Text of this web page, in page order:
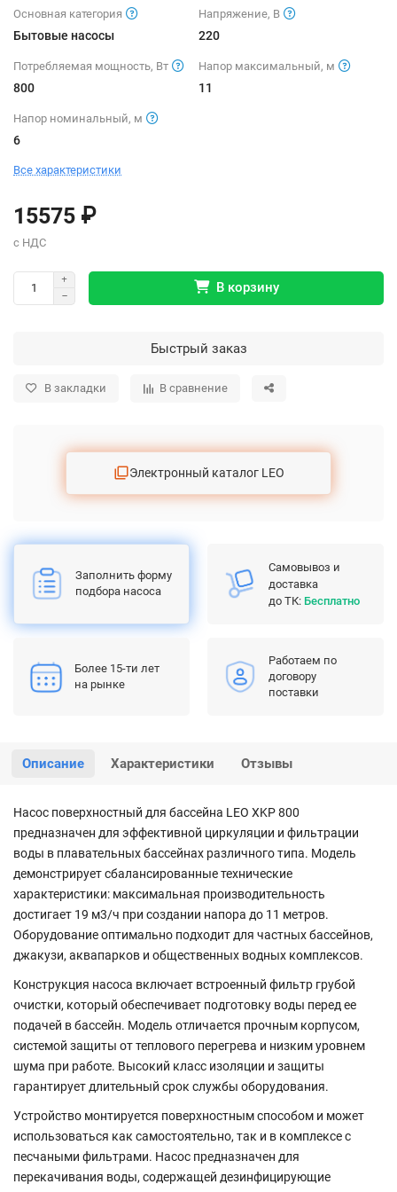
Основная категория
Бытовые насосы
Напряжение, В
220
Потребляемая мощность, Вт
800
Напор максимальный, м
11
Напор номинальный, м
6
Все характеристики
15575 ₽
В корзину
Быстрый заказ
В закладки В сравнение
Электронный каталог LEO
Заполнить форму
подбора насоса
Самовывоз и
доставка
до ТК: Бесплатно
Более 15-ти лет
на рынке
Работаем по
договору
поставки
Описание Характеристики Отзывы
Насос поверхностный для бассейна LEO XKP 800
предназначен для эффективной циркуляции и фильтрации
воды в плавательных бассейнах различного типа. Модель
демонстрирует сбалансированные технические
характеристики: максимальная производительность
достигает 19 м3/ч при создании напора до 11 метров.
Оборудование оптимально подходит для частных бассейнов,
джакузи, аквапарков и общественных водных комплексов.
Конструкция насоса включает встроенный фильтр грубой
очистки, который обеспечивает подготовку воды перед ее
подачей в бассейн. Модель отличается прочным корпусом,
системой защиты от теплового перегрева и низким уровнем
шума при работе. Высокий класс изоляции и защиты
гарантирует длительный срок службы оборудования.
Устройство монтируется поверхностным способом и может
использоваться как самостоятельно, так и в комплексе с
песчаными фильтрами. Насос предназначен для
перекачивания воды, содержащей дезинфицирующие